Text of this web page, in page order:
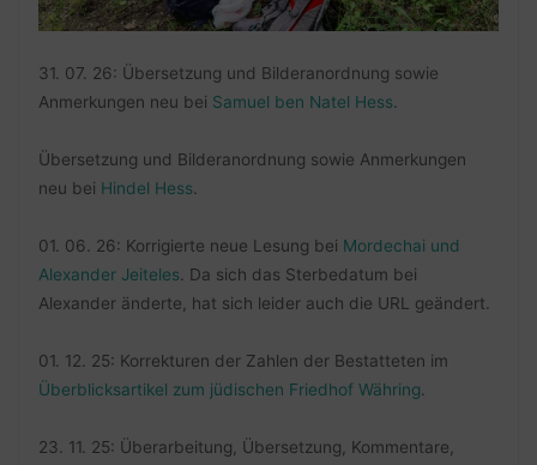
31. 07. 26: Übersetzung und Bilderanordnung sowie
Anmerkungen neu bei Samuel ben Natel Hess
Übersetzung und Bilderanordnung sowie Anmerkungen
neu bei Hindel Hess
01. 06. 26: Korrigierte neue Lesung bei Mordechai und
Alexander Jeiteles . Da sich das Sterbedatum bei
Alexander änderte, hat sich leider auch die URL geändert.
01. 12. 25: Korrekturen der Zahlen der Bestatteten im
Überblicksartikel zum jüdischen Friedhof Währing
23. 11. 25: Überarbeitung, Übersetzung, Kommentare,